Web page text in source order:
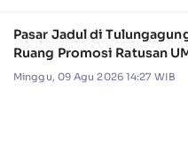
Pasar Jadul di
Ruang Promosi Ratusan
Minggu, 09 Agu 2026 14:27 WIB